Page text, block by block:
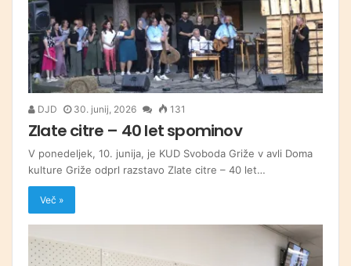
DJD 30. junij, 2026 131
Zlate citre – 40 let spominov
V ponedeljek, 10. junija, je KUD Svoboda Griže v avli Doma
kulture Griže odprl razstavo Zlate citre – 40 let…
Več »